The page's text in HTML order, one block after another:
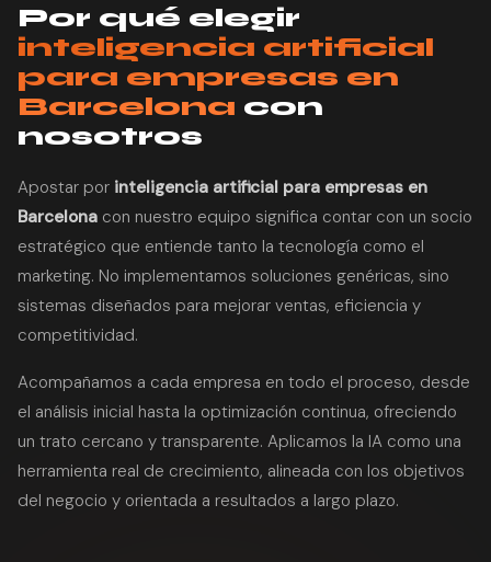
Por qué elegir
inteligencia artificial
para empresas en
Barcelona con
nosotros
Apostar por inteligencia artificial para empresas en
Barcelona con nuestro equipo significa contar con un socio
estratégico que entiende tanto la tecnología como el
marketing. No implementamos soluciones genéricas, sino
sistemas diseñados para mejorar ventas, eficiencia y
competitividad.
Acompañamos a cada empresa en todo el proceso, desde
el análisis inicial hasta la optimización continua, ofreciendo
un trato cercano y transparente. Aplicamos la IA como una
herramienta real de crecimiento, alineada con los objetivos
del negocio y orientada a resultados a largo plazo.